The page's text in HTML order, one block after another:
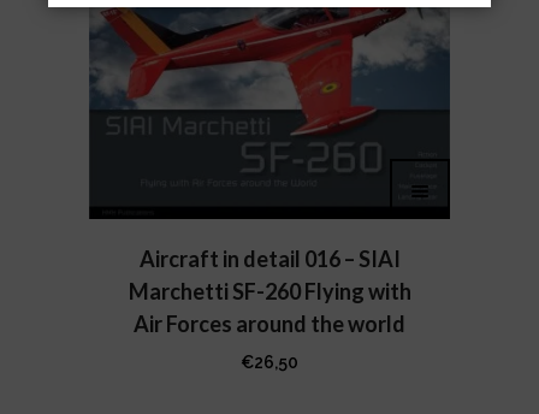
Aircraft in detail 016 – SIAI
Marchetti SF-260 Flying with
Air Forces around the world
€26,50